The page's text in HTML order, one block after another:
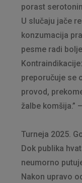
porast
U slučaju jače
konzumacija
pesme radi
preporučuje se
provod,
žalbe komšija.”
Turneja 2025.
Dok publika
neumorno
Nakon upravo